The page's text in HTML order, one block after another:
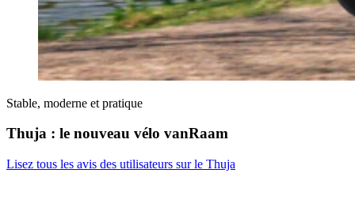
Stable, moderne et pratique
Thuja : le nouveau vélo vanRaam
Lisez tous les avis des utilisateurs sur le Thuja